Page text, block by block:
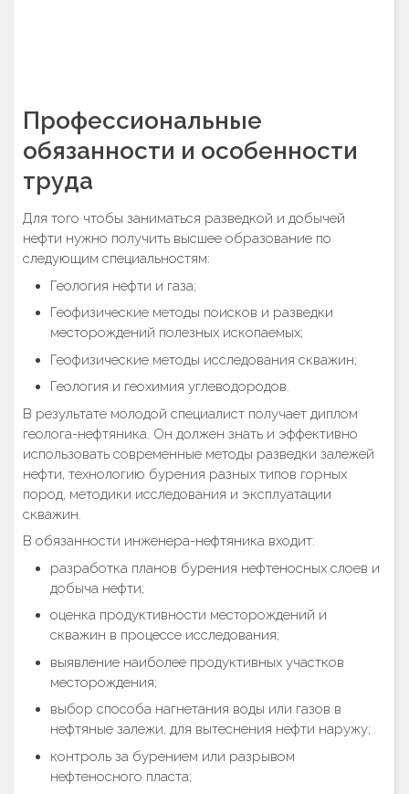
Профессиональные
обязанности и особенности
труда
Для того чтобы заниматься разведкой и добычей
нефти нужно получить высшее образование по
следующим специальностям:
Геология нефти и газа;
Геофизические методы поисков и разведки
месторождений полезных ископаемых;
Геофизические методы исследования скважин;
Геология и геохимия углеводородов.
В результате молодой специалист получает диплом
геолога-нефтяника. Он должен знать и эффективно
использовать современные методы разведки залежей
нефти, технологию бурения разных типов горных
пород, методики исследования и эксплуатации
скважин.
В обязанности инженера-нефтяника входит:
разработка планов бурения нефтеносных слоев и
добыча нефти;
оценка продуктивности месторождений и
скважин в процессе исследования;
выявление наиболее продуктивных участков
месторождения;
выбор способа нагнетания воды или газов в
нефтяные залежи, для вытеснения нефти наружу;
контроль за бурением или разрывом
нефтеносного пласта;